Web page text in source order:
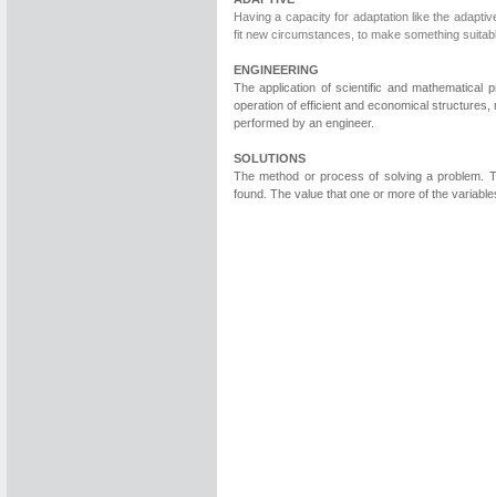
Having a capacity for adaptation like the
fit new circumstances, to make something
ENGINEERING
The application of scientific and mathematical
operation of efficient and economical
performed by an engineer.
SOLUTIONS
The method or process of solving a problem.
found. The value that one or more of the